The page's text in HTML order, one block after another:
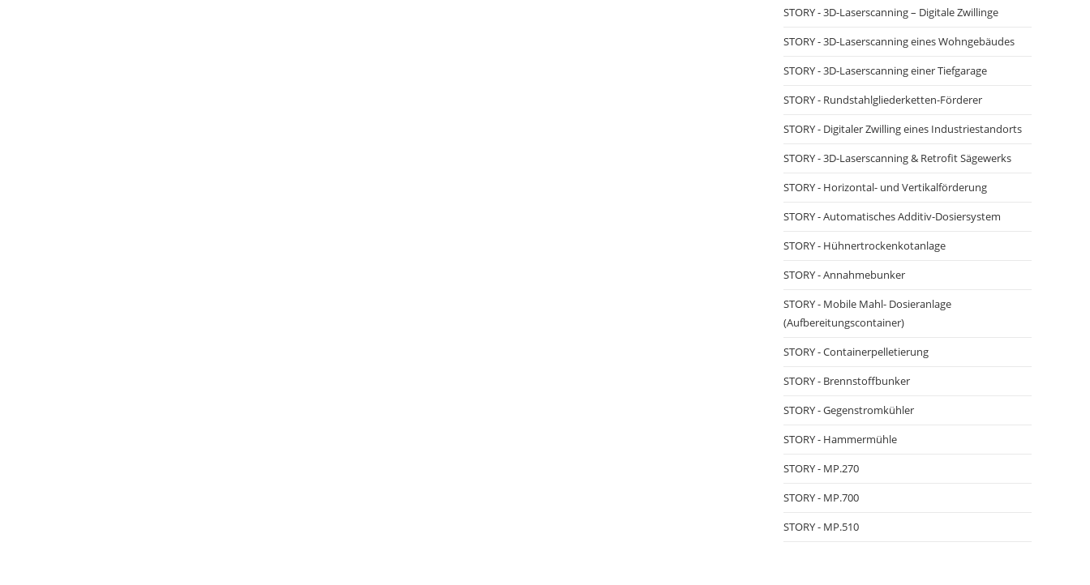
STORY - 3D-Laserscanning – Digitale Zwillinge
STORY - 3D-Laserscanning eines Wohngebäudes
STORY - 3D-Laserscanning einer Tiefgarage
STORY - Rundstahlgliederketten-Förderer
STORY - Digitaler Zwilling eines Industriestandorts
STORY - 3D-Laserscanning & Retrofit Sägewerks
STORY - Horizontal- und Vertikalförderung
STORY - Automatisches Additiv-Dosiersystem
STORY - Hühnertrockenkotanlage
STORY - Annahmebunker
STORY - Mobile Mahl- Dosieranlage
(Aufbereitungscontainer)
STORY - Containerpelletierung
STORY - Brennstoffbunker
STORY - Gegenstromkühler
STORY - Hammermühle
STORY - MP.270
STORY - MP.700
STORY - MP.510